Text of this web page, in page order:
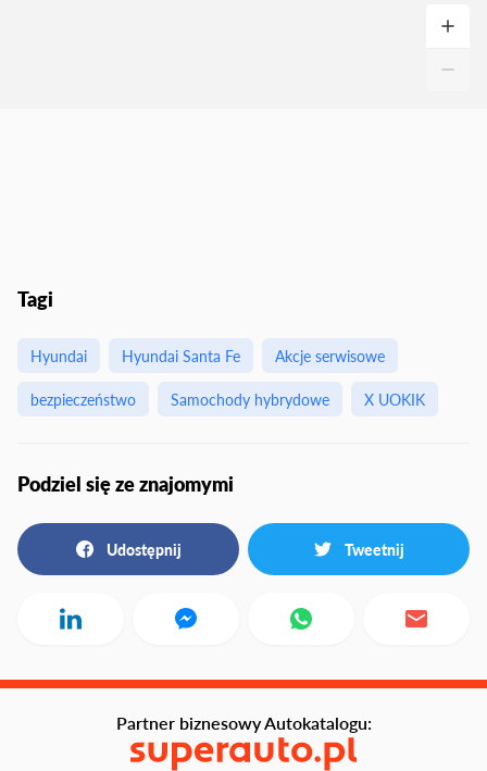
Tagi
Hyundai Hyundai Santa Fe
Akcje serwisowe
bezpieczeństwo
Samochody hybrydowe X UOKIK
Podziel się ze znajomymi
Udostępnij Tweetnij
Partner biznesowy Autokatalogu: